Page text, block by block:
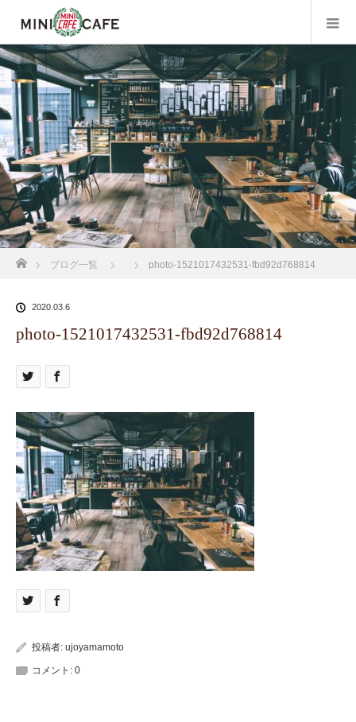
ブログ一覧 photo-1521017432531-fbd92d768814
2020.03.6
photo-1521017432531-fbd92d768814
投稿者: ujoyamamoto
コメント: 0